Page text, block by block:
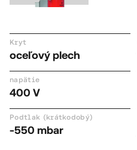
DA 5112
DA 5152
trojfázový prúd
Kryt
oceľový plech
napätie
400 V
Podtlak (krátkodobý)
-550 mbar